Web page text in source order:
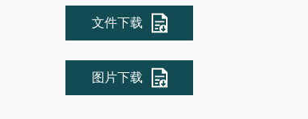
文件下载
图片下载